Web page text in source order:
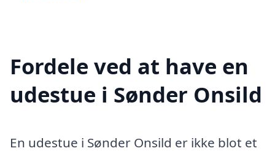
Fordele ved at have en
udestue i Sønder Onsild
En udestue i Sønder Onsild er ikke blot et